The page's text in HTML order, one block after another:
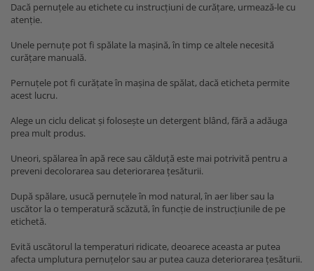
Dacă pernuțele au etichete cu instrucțiuni de curățare, urmează-le cu
atenție.
Unele pernuțe pot fi spălate la mașină, în timp ce altele necesită
curățare manuală.
Pernuțele pot fi curățate în mașina de spălat, dacă eticheta permite
acest lucru.
Alege un ciclu delicat și folosește un detergent blând, fără a adăuga
prea mult produs.
Uneori, spălarea în apă rece sau călduță este mai potrivită pentru a
preveni decolorarea sau deteriorarea țesăturii.
După spălare, usucă pernuțele în mod natural, în aer liber sau la
uscător la o temperatură scăzută, în funcție de instrucțiunile de pe
etichetă.
Evită uscătorul la temperaturi ridicate, deoarece aceasta ar putea
afecta umplutura pernuțelor sau ar putea cauza deteriorarea țesăturii.